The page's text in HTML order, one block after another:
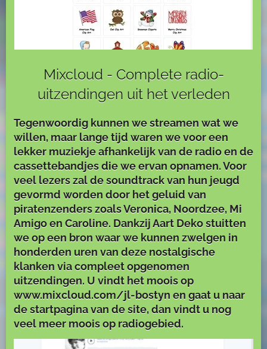
Mixcloud - Complete radio-
uitzendingen uit het verleden
Tegenwoordig kunnen we streamen wat we
willen, maar lange tijd waren we voor een
lekker muziekje afhankelijk van de radio en de
cassettebandjes die we ervan opnamen. Voor
veel lezers zal de soundtrack van hun jeugd
gevormd worden door het geluid van
piratenzenders zoals Veronica, Noordzee, Mi
Amigo en Caroline. Dankzij Aart Deko stuitten
we op een bron waar we kunnen zwelgen in
honderden uren van deze nostalgische
klanken via compleet opgenomen
uitzendingen. U vindt het moois op
www.mixcloud.com/jl-bostyn en gaat u naar
de startpagina van de site, dan vindt u nog
veel meer moois op radiogebied.